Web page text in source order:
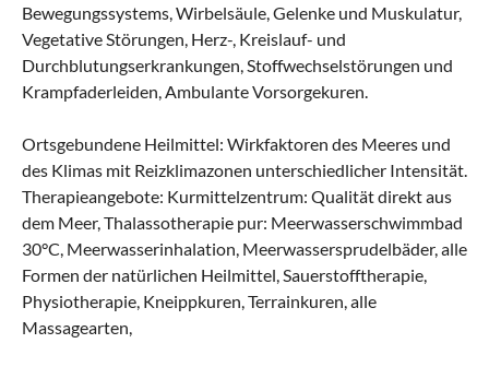
Bewegungssystems, Wirbelsäule, Gelenke und Muskulatur,
Vegetative Störungen, Herz-, Kreislauf- und
Durchblutungserkrankungen, Stoffwechselstörungen und
Krampfaderleiden, Ambulante Vorsorgekuren.
Ortsgebundene Heilmittel: Wirkfaktoren des Meeres und
des Klimas mit Reizklimazonen unterschiedlicher Intensität.
Therapieangebote: Kurmittelzentrum: Qualität direkt aus
dem Meer, Thalassotherapie pur: Meerwasserschwimmbad
30°C, Meerwasserinhalation, Meerwassersprudelbäder, alle
Formen der natürlichen Heilmittel, Sauerstofftherapie,
Physiotherapie, Kneippkuren, Terrainkuren, alle
Massagearten,